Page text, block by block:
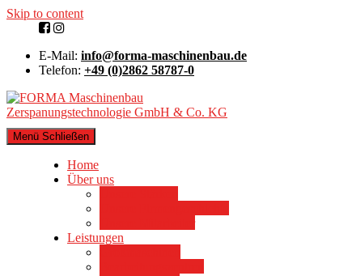
Skip to content
E-Mail: info@forma-maschinenbau.de
Telefon: +49 (0)2862 58787-0
Menü Schließen
Home
Über uns
Leistungen